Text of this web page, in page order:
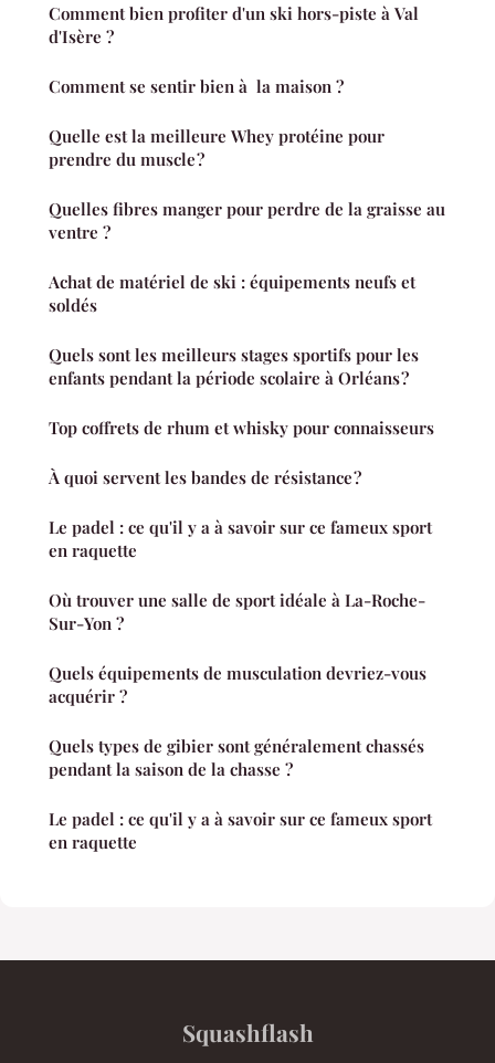
Comment bien profiter d'un ski hors-piste à Val
d'Isère ?
Comment se sentir bien à la maison ?
Quelle est la meilleure Whey protéine pour
prendre du muscle ?
Quelles fibres manger pour perdre de la graisse au
ventre ?
Achat de matériel de ski : équipements neufs et
soldés
Quels sont les meilleurs stages sportifs pour les
enfants pendant la période scolaire à Orléans ?
Top coffrets de rhum et whisky pour connaisseurs
À quoi servent les bandes de résistance ?
Le padel : ce qu'il y a à savoir sur ce fameux sport
en raquette
Où trouver une salle de sport idéale à La-Roche-
Sur-Yon ?
Quels équipements de musculation devriez-vous
acquérir ?
Quels types de gibier sont généralement chassés
pendant la saison de la chasse ?
Le padel : ce qu'il y a à savoir sur ce fameux sport
en raquette
Squashflash